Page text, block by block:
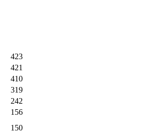
423
421
410
319
242
156
150